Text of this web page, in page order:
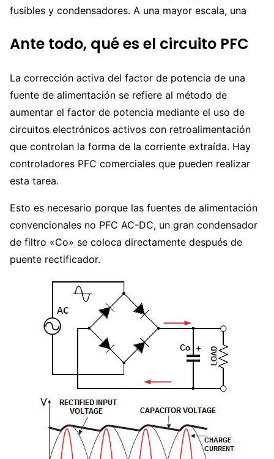
fusibles y condensadores. A una mayor escala, una
Ante todo, qué es el circuito PFC
La corrección activa del factor de potencia de una
fuente de alimentación se refiere al método de
aumentar el factor de potencia mediante el uso de
circuitos electrónicos activos con retroalimentación
que controlan la forma de la corriente extraída. Hay
controladores PFC comerciales que pueden realizar
esta tarea.
Esto es necesario porque las fuentes de alimentación
convencionales no PFC AC-DC, un gran condensador
de filtro «Co» se coloca directamente después de
puente rectificador.